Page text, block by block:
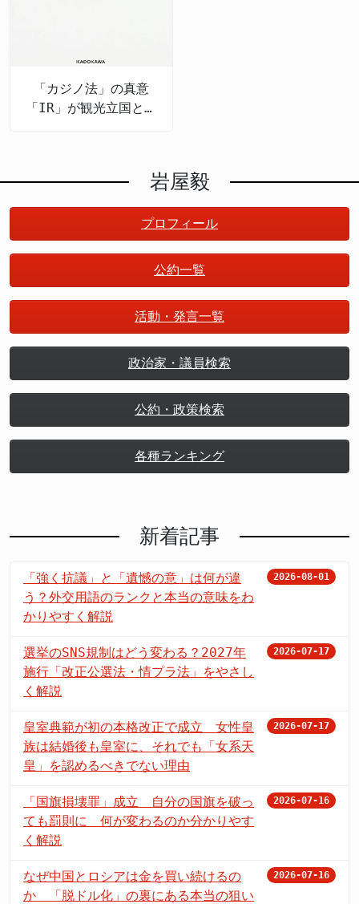
「カジノ法」の真意
「IR」が観光立国と地
岩屋毅
プロフィール
公約一覧
活動・発言一覧
政治家・議員検索
公約・政策検索
各種ランキング
新着記事
「強く抗議」と「遺憾の意」は何が違
う？外交用語のランクと本当の意味をわ
かりやすく解説
2026-08-01
選挙のSNS規制はどう変わる？2027年
施行「改正公選法・情プラ法」をやさし
く解説
2026-07-17
皇室典範が初の本格改正で成立 女性皇
族は結婚後も皇室に、それでも「女系天
皇」を認めるべきでない理由
2026-07-17
「国旗損壊罪」成立 自分の国旗を破っ
ても罰則に 何が変わるのか分かりやす
く解説
2026-07-16
なぜ中国とロシアは金を買い続けるの
か 「脱ドル化」の裏にある本当の狙い
2026-07-16